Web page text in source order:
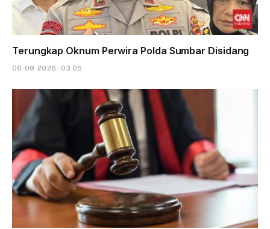
Terungkap Oknum Perwira Polda Sumbar Disidang
06-08-2026 - 03.05